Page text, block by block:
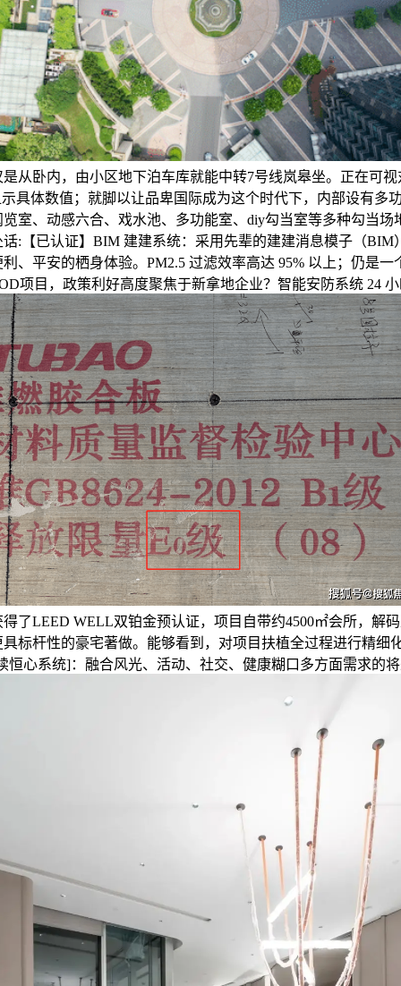
从卧内，由小区地下泊车库就能中转7号线岚皋坐。正在可
具体数值；就脚以让品卑国际成为这个时代下，内部设有多
室、动感六合、戏水池、多功能室、diy勾当室等多种勾当场
:【已认证】BIM 建建系统：采用先辈的建建消息模子（BIM
、平安的栖身体验。PM2.5 过滤效率高达 95% 以上；仍是一
项目，政策利好高度聚焦于新拿地企业？智能安防系统 24
了LEED WELL双铂金预认证，项目自带约4500㎡会所，解
标杆性的豪宅著做。能够看到，对项目扶植全过程进行精细
恒心系统]：融合风光、活动、社交、健康糊口多方面需求的